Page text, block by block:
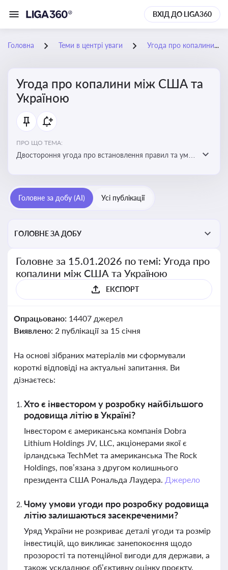
ВХІД ДО LIGA360
Головна Теми в центрі уваги Угода про копалини між США та Україною
Угода про копалини між США та
Україною
ПРО ЩО ТЕМА:
Двостороння угода про встановлення правил та умов
перспективи України
Головне за добу (AI) Усі публікації
ГОЛОВНЕ ЗА ДОБУ
Головне за 15.01.2026 по темі: Угода про
копалини між США та Україною
ЕКСПОРТ
Опрацьовано: 14407 джерел
Виявлено: 2 публікації за 15 січня
На основі зібраних матеріалів ми сформували
короткі відповіді на актуальні запитання. Ви
дізнаєтесь:
Хто є інвестором у розробку найбільшого
родовища літію в Україні?
Інвестором є американська компанія Dobra
Lithium Holdings JV, LLC, акціонерами якої є
ірландська TechMet та американська The Rock
Holdings, пов’язана з другом колишнього
президента США Рональда Лаудера. Джерело
Чому умови угоди про розробку родовища
літію залишаються засекреченими?
Уряд України не розкриває деталі угоди та розмір
інвестицій, що викликає занепокоєння щодо
прозорості та потенційної вигоди для держави, а
також ускладнює об’єктивну оцінку проєкту.